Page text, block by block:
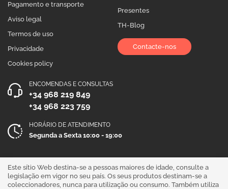
Pagamento e transporte
Aviso legal
Termos de uso
Privacidade
Cookies policy
Presentes
TH-Blog
Contacte-nos
ENCOMENDAS E CONSULTAS
+34 968 219 849
+34 968 223 759
HORÁRIO DE ATENDIMENTO
Segunda a Sexta 10:00 - 19:00
Este sítio Web destina-se a pessoas maiores de idade, consulte a
legislação em vigor no seu país. Os seus produtos destinam-se a
coleccionadores, nunca para utilização ou consumo. Também utiliza